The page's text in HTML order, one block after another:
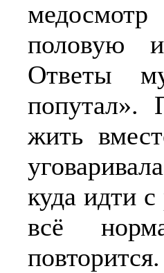
половую
Ответы
попутал».
жить
куда идти
всё
повторится.